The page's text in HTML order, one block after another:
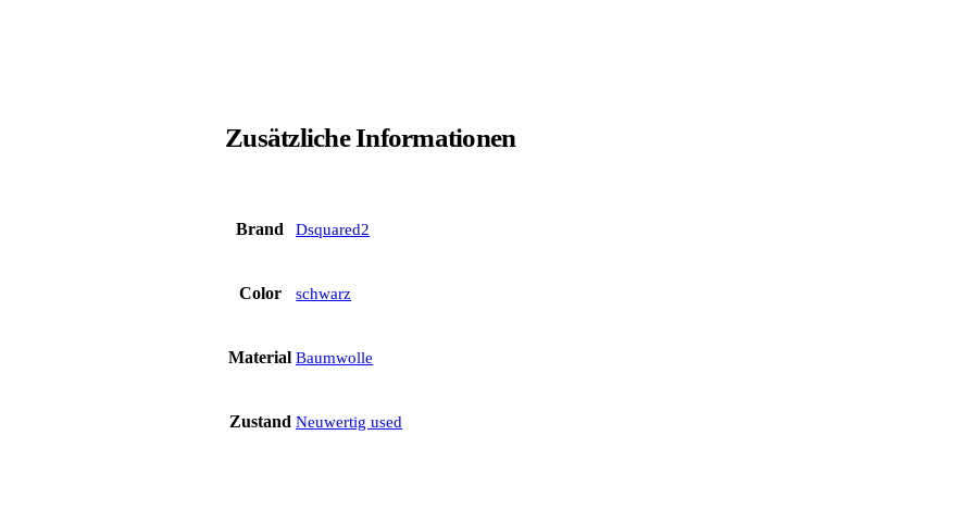
Zusätzliche Informationen
Brand Dsquared2
Color schwarz
Material Baumwolle
Zustand Neuwertig used